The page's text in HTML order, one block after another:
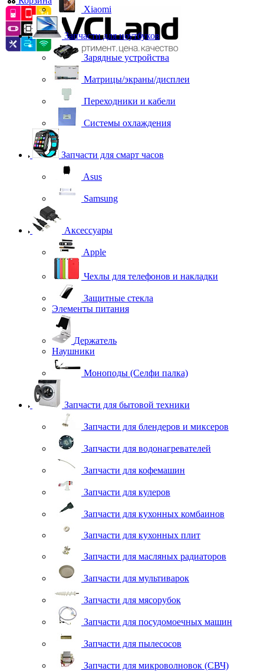
Xiaomi
Запчасти для ноутбуков
Зарядные устройства
Матрицы/экраны/дисплеи
Переходники и кабели
Системы охлаждения
Запчасти для смарт часов
Asus
Samsung
Аксессуары
Apple
Чехлы для телефонов и накладки
Защитные стекла
Элементы питания
Держатель
Наушники
Моноподы (Селфи палка)
Запчасти для бытовой техники
Запчасти для блендеров и миксеров
Запчасти для водонагревателей
Запчасти для кофемашин
Запчасти для кулеров
Запчасти для кухонных комбаинов
Запчасти для кухонных плит
Запчасти для масляных радиаторов
Запчасти для мультиварок
Запчасти для мясорубок
Запчасти для посудомоечных машин
Запчасти для пылесосов
Запчасти для микроволновок (СВЧ)